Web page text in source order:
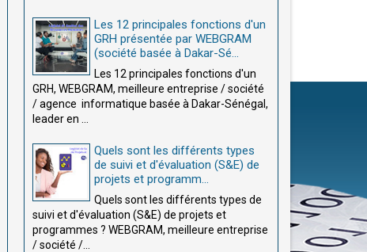
Les 12 principales fonctions d'un
GRH présentée par WEBGRAM
(société basée à Dakar-Sé...
Les 12 principales fonctions d'un
GRH, WEBGRAM, meilleure entreprise / société
/ agence informatique basée à Dakar-Sénégal,
leader en ...
Quels sont les différents types
de suivi et d'évaluation (S&E) de
projets et programm...
Quels sont les différents types de
suivi et d'évaluation (S&E) de projets et
programmes ? WEBGRAM, meilleure entreprise
/ société /...